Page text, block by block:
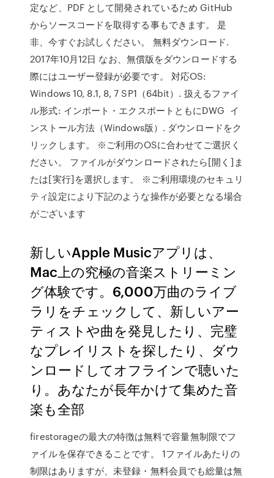
定など、PDF として開発されているため GitHub
からソースコードを取得する事もできます。 是
非、今すぐお試しください。 無料ダウンロード.
2017年10月12日 なお、無償版をダウンロードする
際にはユーザー登録が必要です。 対応OS:
Windows 10, 8.1, 8, 7 SP1（64bit）. 扱えるファイ
ル形式: インポート・エクスポートともにDWG イ
ンストール方法（Windows版）. ダウンロードをク
リックします。 ※ご利用のOSに合わせてご選択く
ださい。 ファイルがダウンロードされたら[開く]ま
たは[実行]を選択します。 ※ご利用環境のセキュリ
ティ設定により下記のような操作が必要となる場合
がございます
新しいApple Musicアプリは、
Mac上の究極の音楽ストリーミン
グ体験です。6,000万曲のライブ
ラリをチェックして、新しいアー
ティストや曲を発見したり、完璧
なプレイリストを探したり、ダウ
ンロードしてオフラインで聴いた
り。あなたが長年かけて集めた音
楽も全部
firestorageの最大の特徴は無料で容量無制限でフ
ァイルを保存できることです。 1ファイルあたりの
制限はありますが、未登録・無料会員でも総量は無